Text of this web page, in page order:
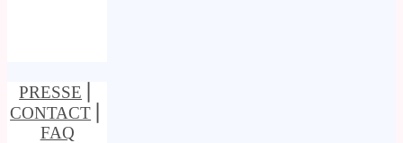
PRESSE
CONTACT
FAQ